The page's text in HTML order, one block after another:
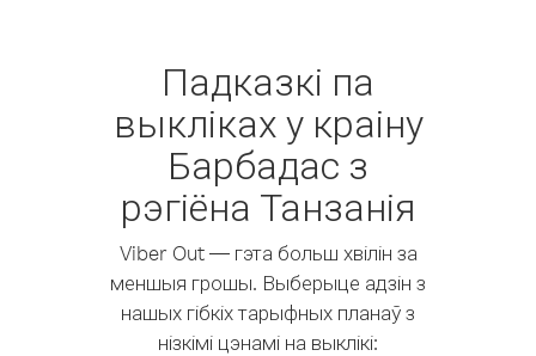
Падказкі па
выкліках у краіну
Барбадас з
рэгіёна Танзанія
Viber Out — гэта больш хвілін за
меншыя грошы. Выберыце адзін з
нашых гібкіх тарыфных планаў з
нізкімі цэнамі на выклікі: